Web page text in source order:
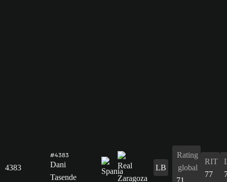
4383
#4383
Dani
Tasende
LB
Rating
global
71
RIT
77